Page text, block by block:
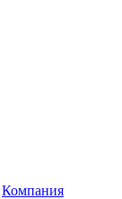
Компания